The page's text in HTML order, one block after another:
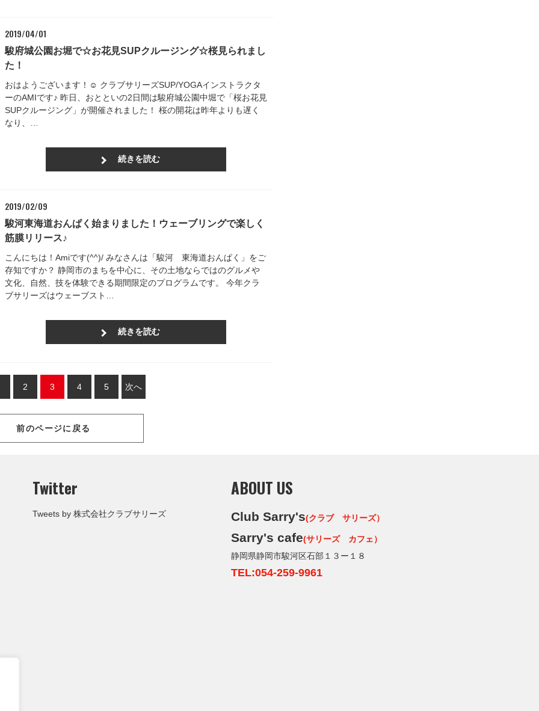
2019/04/01
駿府城公園お堀で☆お花見SUPクルージング☆桜見られまし
た！
おはようございます！☺ クラブサリーズSUP/YOGAインストラクタ
ーのAMIです♪ 昨日、おとといの2日間は駿府城公園中堀で「桜お花見
SUPクルージング」が開催されました！ 桜の開花は昨年よりも遅く
なり、…
続きを読む
2019/02/09
駿河東海道おんぱく始まりました！ウェーブリングで楽しく
筋膜リリース♪
こんにちは！Amiです(^^)/ みなさんは「駿河 東海道おんぱく」をご
存知ですか？ 静岡市のまちを中心に、その土地ならではのグルメや
文化、自然、技を体験できる期間限定のプログラムです。 今年クラ
ブサリーズはウェーブスト…
続きを読む
2 3 4 5 次へ
前のページに戻る
Twitter
Tweets by 株式会社クラブサリーズ
ABOUT US
Club Sarry's(クラブ サリーズ）
Sarry's cafe(サリーズ カフェ）
静岡県静岡市駿河区石部１３ー１８
TEL:054-259-9961